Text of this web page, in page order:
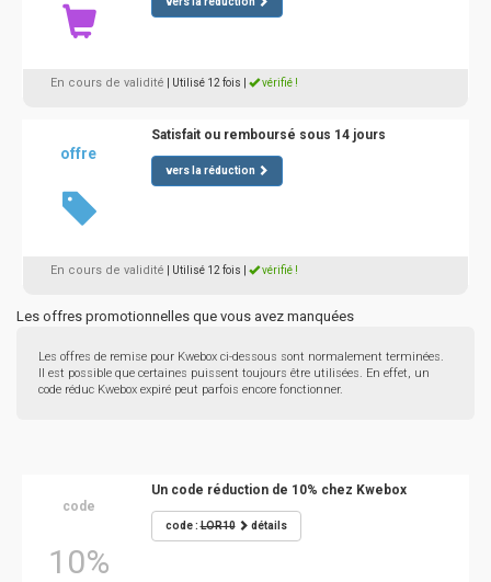
En cours de validité | Utilisé 12 fois vérifié !
offre
Satisfait ou remboursé sous 14 jours
vers la réduction
En cours de validité | Utilisé 12 fois vérifié !
Les offres promotionnelles que vous avez manquées
Les offres de remise pour Kwebox ci-dessous sont normalement terminées.
Il est possible que certaines puissent toujours être utilisées. En effet, un
code réduc Kwebox expiré peut parfois encore fonctionner.
code
10%
Un code réduction de 10% chez Kwebox
code :LOR10 détails